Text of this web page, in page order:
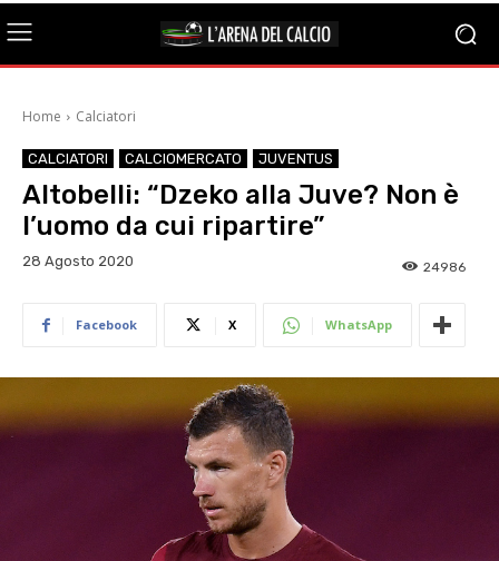
Home Calciatori
CALCIATORI CALCIOMERCATO JUVENTUS
Altobelli: “Dzeko alla Juve? Non è
l’uomo da cui ripartire”
28 Agosto 2020 24986
Facebook X WhatsApp